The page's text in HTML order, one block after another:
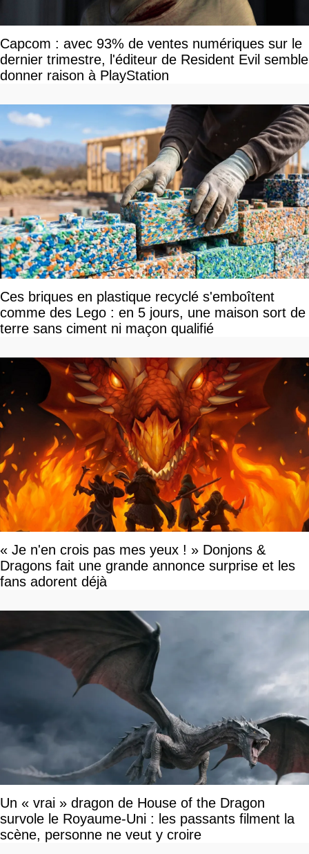
Capcom : avec 93% de ventes numériques sur le
dernier trimestre, l'éditeur de Resident Evil semble
donner raison à PlayStation
Ces briques en plastique recyclé s'emboîtent
comme des Lego : en 5 jours, une maison sort de
terre sans ciment ni maçon qualifié
« Je n'en crois pas mes yeux ! » Donjons &
Dragons fait une grande annonce surprise et les
fans adorent déjà
Un « vrai » dragon de House of the Dragon
survole le Royaume-Uni : les passants filment la
scène, personne ne veut y croire